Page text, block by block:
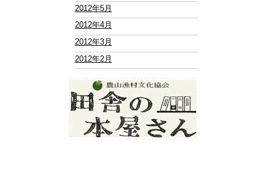
2012年5月
2012年4月
2012年3月
2012年2月